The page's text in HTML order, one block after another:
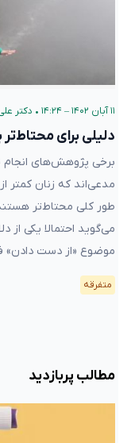
۱۱ آبان ۱۴۰۲ – ۱۴:۲۴ • دکتر
دلیلی برای
برخی پژوهش‌های انجام
مدعی‌اند که زنان کمتر
می‌گوید احتمالا یکی از
موضوع «از دست دادن»
متفرقه
مطالب پربازدید